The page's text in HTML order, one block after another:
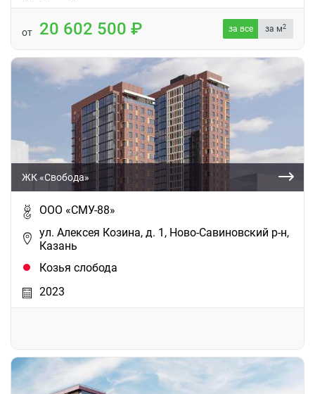
от 20 602 500 за все за м2
ЖК «Свобода»
ООО «СМУ-88»
ул. Алексея Козина, д. 1, Ново-Савиновский р-н,
Казань
Козья слобода
2023